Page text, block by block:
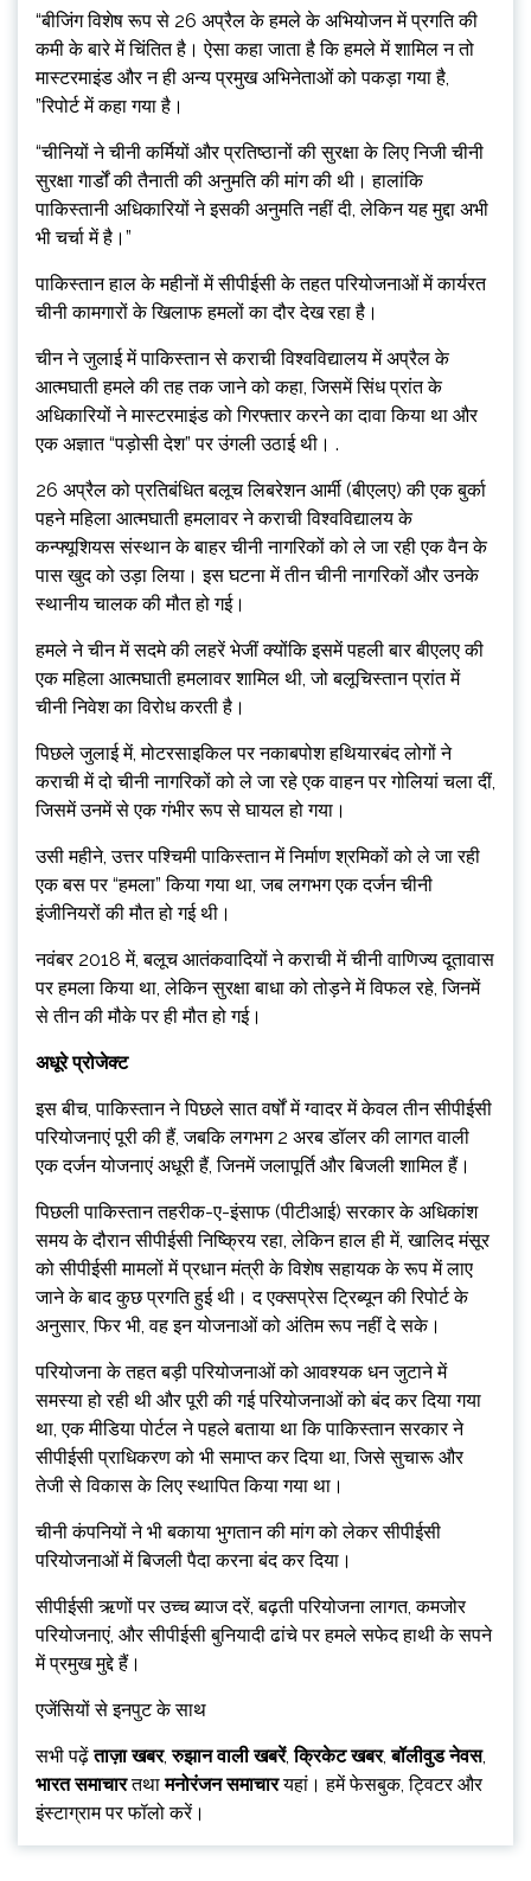
“बीजिंग विशेष रूप से 26 अप्रैल के हमले के अभियोजन में प्रगति की
कमी के बारे में चिंतित है। ऐसा कहा जाता है कि हमले में शामिल न तो
मास्टरमाइंड और न ही अन्य प्रमुख अभिनेताओं को पकड़ा गया है,
”रिपोर्ट में कहा गया है।
“चीनियों ने चीनी कर्मियों और प्रतिष्ठानों की सुरक्षा के लिए निजी चीनी
सुरक्षा गार्डों की तैनाती की अनुमति की मांग की थी। हालांकि
पाकिस्तानी अधिकारियों ने इसकी अनुमति नहीं दी, लेकिन यह मुद्दा अभी
भी चर्चा में है।”
पाकिस्तान हाल के महीनों में सीपीईसी के तहत परियोजनाओं में कार्यरत
चीनी कामगारों के खिलाफ हमलों का दौर देख रहा है।
चीन ने जुलाई में पाकिस्तान से कराची विश्वविद्यालय में अप्रैल के
आत्मघाती हमले की तह तक जाने को कहा, जिसमें सिंध प्रांत के
अधिकारियों ने मास्टरमाइंड को गिरफ्तार करने का दावा किया था और
एक अज्ञात “पड़ोसी देश” पर उंगली उठाई थी। .
26 अप्रैल को प्रतिबंधित बलूच लिबरेशन आर्मी (बीएलए) की एक बुर्का
पहने महिला आत्मघाती हमलावर ने कराची विश्वविद्यालय के
कन्फ्यूशियस संस्थान के बाहर चीनी नागरिकों को ले जा रही एक वैन के
पास खुद को उड़ा लिया। इस घटना में तीन चीनी नागरिकों और उनके
स्थानीय चालक की मौत हो गई।
हमले ने चीन में सदमे की लहरें भेजीं क्योंकि इसमें पहली बार बीएलए की
एक महिला आत्मघाती हमलावर शामिल थी, जो बलूचिस्तान प्रांत में
चीनी निवेश का विरोध करती है।
पिछले जुलाई में, मोटरसाइकिल पर नकाबपोश हथियारबंद लोगों ने
कराची में दो चीनी नागरिकों को ले जा रहे एक वाहन पर गोलियां चला दीं,
जिसमें उनमें से एक गंभीर रूप से घायल हो गया।
उसी महीने, उत्तर पश्चिमी पाकिस्तान में निर्माण श्रमिकों को ले जा रही
एक बस पर “हमला” किया गया था, जब लगभग एक दर्जन चीनी
इंजीनियरों की मौत हो गई थी।
नवंबर 2018 में, बलूच आतंकवादियों ने कराची में चीनी वाणिज्य दूतावास
पर हमला किया था, लेकिन सुरक्षा बाधा को तोड़ने में विफल रहे, जिनमें
से तीन की मौके पर ही मौत हो गई।
अधूरे प्रोजेक्ट
इस बीच, पाकिस्तान ने पिछले सात वर्षों में ग्वादर में केवल तीन सीपीईसी
परियोजनाएं पूरी की हैं, जबकि लगभग 2 अरब डॉलर की लागत वाली
एक दर्जन योजनाएं अधूरी हैं, जिनमें जलापूर्ति और बिजली शामिल हैं।
पिछली पाकिस्तान तहरीक-ए-इंसाफ (पीटीआई) सरकार के अधिकांश
समय के दौरान सीपीईसी निष्क्रिय रहा, लेकिन हाल ही में, खालिद मंसूर
को सीपीईसी मामलों में प्रधान मंत्री के विशेष सहायक के रूप में लाए
जाने के बाद कुछ प्रगति हुई थी। द एक्सप्रेस ट्रिब्यून की रिपोर्ट के
अनुसार, फिर भी, वह इन योजनाओं को अंतिम रूप नहीं दे सके।
परियोजना के तहत बड़ी परियोजनाओं को आवश्यक धन जुटाने में
समस्या हो रही थी और पूरी की गई परियोजनाओं को बंद कर दिया गया
था, एक मीडिया पोर्टल ने पहले बताया था कि पाकिस्तान सरकार ने
सीपीईसी प्राधिकरण को भी समाप्त कर दिया था, जिसे सुचारू और
तेजी से विकास के लिए स्थापित किया गया था।
चीनी कंपनियों ने भी बकाया भुगतान की मांग को लेकर सीपीईसी
परियोजनाओं में बिजली पैदा करना बंद कर दिया।
सीपीईसी ऋणों पर उच्च ब्याज दरें, बढ़ती परियोजना लागत, कमजोर
परियोजनाएं, और सीपीईसी बुनियादी ढांचे पर हमले सफेद हाथी के सपने
में प्रमुख मुद्दे हैं।
एजेंसियों से इनपुट के साथ
सभी पढ़ेंताज़ा खबर,रुझान वाली खबरें,क्रिकेट खबर,बॉलीवुड नेवस,
भारत समाचारतथामनोरंजन समाचारयहां। हमें फेसबुक, ट्विटर और
इंस्टाग्राम पर फॉलो करें।